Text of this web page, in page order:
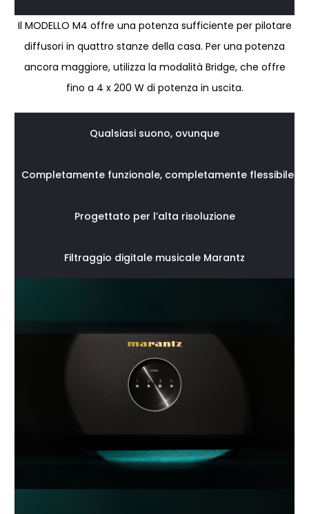
Il MODELLO M4 offre una potenza sufficiente per pilotare
diffusori in quattro stanze della casa. Per una potenza
ancora maggiore, utilizza la modalità Bridge, che offre
fino a 4 x 200 W di potenza in uscita.
Qualsiasi suono, ovunque
Completamente funzionale, completamente flessibile
Progettato per l’alta risoluzione
Filtraggio digitale musicale Marantz